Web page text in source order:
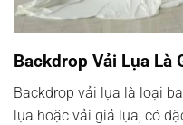
Backdrop Vải Lụa Là
Backdrop vải lụa là loại
lụa hoặc vải giả lụa, có